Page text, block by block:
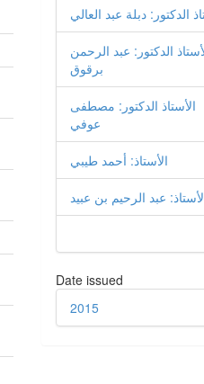
الدكتور: دبلة عبد العالي
الدكتور: عبد الرحمن
برقوق
الأستاذ الدكتور: مصطفى
عوفي
الأستاذ: أحمد طيبي
عبد الرحيم بن عبيد
Date issued
2015